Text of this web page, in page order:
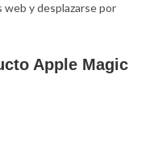
web y desplazarse por
Apple Magic